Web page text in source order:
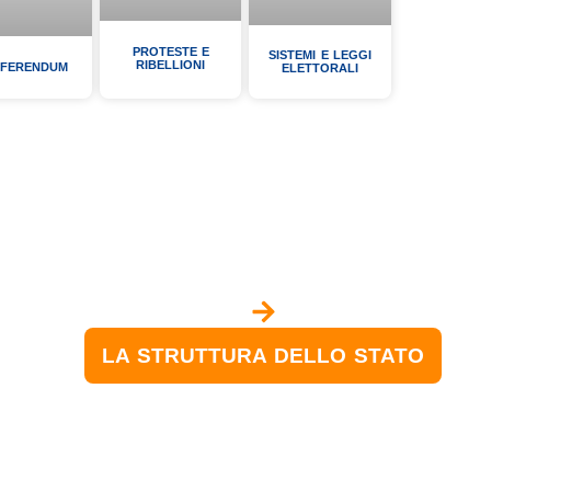
PROTESTE E
RIBELLIONI
SISTEMI E LEGGI
ELETTORALI
LA STRUTTURA DELLO STATO